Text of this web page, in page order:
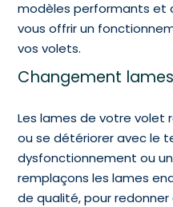
modèles performants et
vous offrir un
vos volets.
Changement
Les lames de votre volet
ou se détériorer avec le
dysfonctionnement ou
remplaçons les lames
de qualité, pour